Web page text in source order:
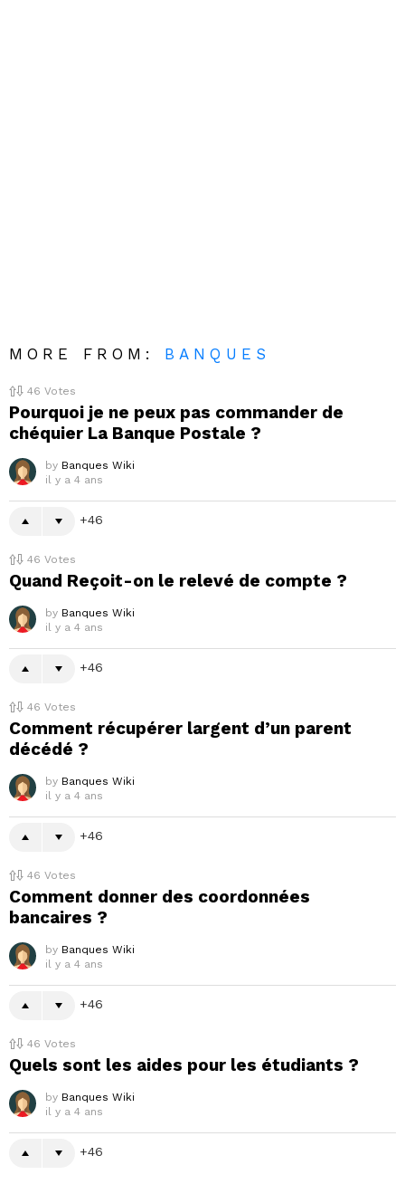
MORE FROM: BANQUES
46 Votes
Pourquoi je ne peux pas commander de
chéquier La Banque Postale ?
by Banques Wiki
il y a 4 ans
46
46 Votes
Quand Reçoit-on le relevé de compte ?
by Banques Wiki
il y a 4 ans
46
46 Votes
Comment récupérer largent d’un parent
décédé ?
by Banques Wiki
il y a 4 ans
46
46 Votes
Comment donner des coordonnées
bancaires ?
by Banques Wiki
il y a 4 ans
46
46 Votes
Quels sont les aides pour les étudiants ?
by Banques Wiki
il y a 4 ans
46